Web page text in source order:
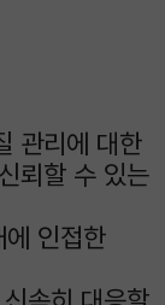
관리에 대한
뢰할 수 있는
에 인접한